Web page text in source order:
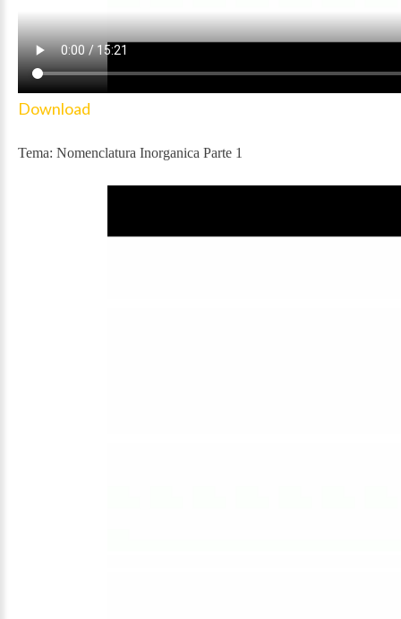
Download
Tema: Nomenclatura Inorganica Parte 1